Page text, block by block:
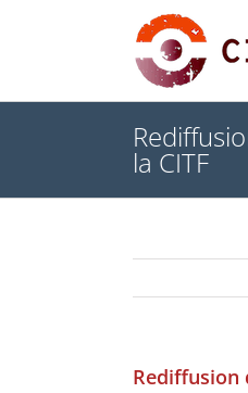
la CITF
Rediffusion